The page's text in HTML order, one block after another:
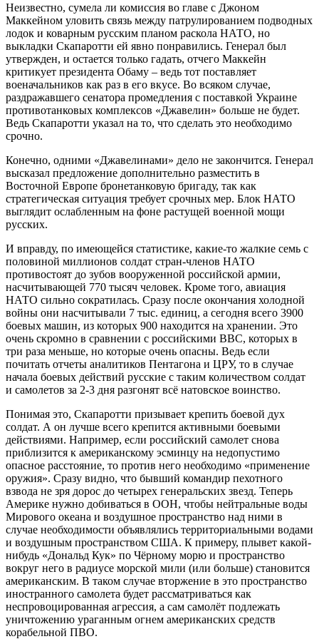
Неизвестно, сумела ли комиссия во главе с Джоном
Маккейном уловить связь между патрулированием подводных
лодок и коварным русским планом раскола НАТО, но
выкладки Скапаротти ей явно понравились. Генерал был
утвержден, и остается только гадать, отчего Маккейн
критикует президента Обаму – ведь тот поставляет
военачальников как раз в его вкусе. Во всяком случае,
раздражавшего сенатора промедления с поставкой Украине
противотанковых комплексов «Джавелин» больше не будет.
Ведь Скапаротти указал на то, что сделать это необходимо
срочно.
Конечно, одними «Джавелинами» дело не закончится. Генерал
высказал предложение дополнительно разместить в
Восточной Европе бронетанковую бригаду, так как
стратегическая ситуация требует срочных мер. Блок НАТО
выглядит ослабленным на фоне растущей военной мощи
русских.
И вправду, по имеющейся статистике, какие-то жалкие семь с
половиной миллионов солдат стран-членов НАТО
противостоят до зубов вооруженной российской армии,
насчитывающей 770 тысяч человек. Кроме того, авиация
НАТО сильно сократилась. Сразу после окончания холодной
войны они насчитывали 7 тыс. единиц, а сегодня всего 3900
боевых машин, из которых 900 находится на хранении. Это
очень скромно в сравнении с российскими ВВС, которых в
три раза меньше, но которые очень опасны. Ведь если
почитать отчеты аналитиков Пентагона и ЦРУ, то в случае
начала боевых действий русские с таким количеством солдат
и самолетов за 2-3 дня разгонят всё натовское воинство.
Понимая это, Скапаротти призывает крепить боевой дух
солдат. А он лучше всего крепится активными боевыми
действиями. Например, если российский самолет снова
приблизится к американскому эсминцу на недопустимо
опасное расстояние, то против него необходимо «применение
оружия». Сразу видно, что бывший командир пехотного
взвода не зря дорос до четырех генеральских звезд. Теперь
Америке нужно добиваться в ООН, чтобы нейтральные воды
Мирового океана и воздушное пространство над ними в
случае необходимости объявлялись территориальными водами
и воздушным пространством США. К примеру, плывет какой-
нибудь «Дональд Кук» по Чёрному морю и пространство
вокруг него в радиусе морской мили (или больше) становится
американским. В таком случае вторжение в это пространство
иностранного самолета будет рассматриваться как
неспровоцированная агрессия, а сам самолёт подлежать
уничтожению ураганным огнем американских средств
корабельной ПВО.